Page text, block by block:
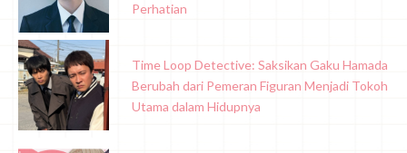
Perhatian
Time Loop Detective: Saksikan Gaku Hamada
Berubah dari Pemeran Figuran Menjadi Tokoh
Utama dalam Hidupnya